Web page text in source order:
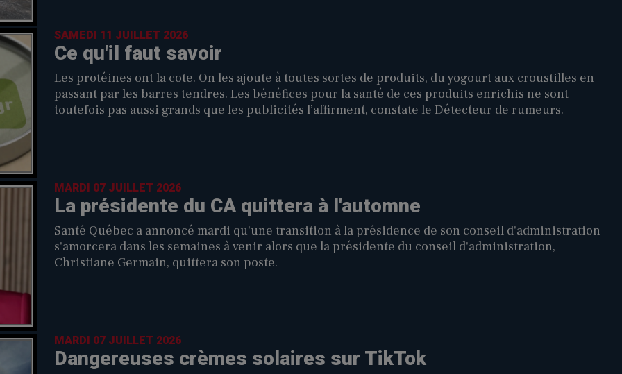
SAMEDI 11 JUILLET 2026
Ce qu'il faut savoir
Les protéines ont la cote. On les ajoute à toutes sortes de produits, du yogourt aux croustilles en
passant par les barres tendres. Les bénéfices pour la santé de ces produits enrichis ne sont
toutefois pas aussi grands que les publicités l’affirment, constate le Détecteur de rumeurs.
MARDI 07 JUILLET 2026
La présidente du CA quittera à l'automne
Santé Québec a annoncé mardi qu'une transition à la présidence de son conseil d'administration
s'amorcera dans les semaines à venir alors que la présidente du conseil d'administration,
Christiane Germain, quittera son poste.
MARDI 07 JUILLET 2026
Dangereuses crèmes solaires sur TikTok